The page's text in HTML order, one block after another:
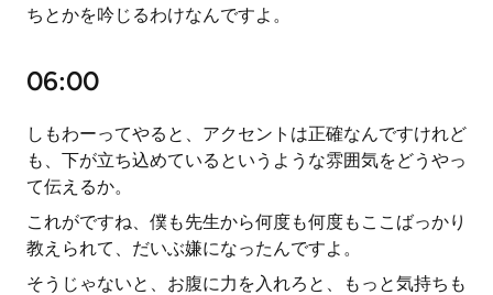
ちとかを吟じるわけなんですよ。
06:00
しもわーってやると、アクセントは正確なんですけれど
も、下が立ち込めているというような雰囲気をどうやっ
て伝えるか。
これがですね、僕も先生から何度も何度もここばっかり
教えられて、だいぶ嫌になったんですよ。
そうじゃないと、お腹に力を入れろと、もっと気持ちも